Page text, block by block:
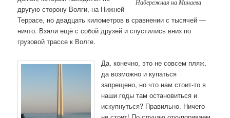
Набережная на Минаева
другую сторону Волги, на Нижней
Террасе, но двадцать километров в сравнении с тысячей —
ничто. Взяли ещё с собой друзей и спустились вниз по
грузовой трассе к Волге.
Да, конечно, это не совсем пляж,
да возможно и купаться
запрещено, но что нам стоит-то в
наши годы там остановиться и
искупнуться? Правильно. Ничего